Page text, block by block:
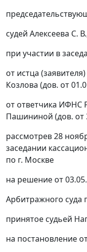
судей Алексеева С.
при участии в
от истца
Козлова (дов. от
от ответчика ИФНС
Пашининой (дов. от
рассмотрев 28
заседании
по г. Москве
на решение от
Арбитражного суда
принятое судьей
на постановление